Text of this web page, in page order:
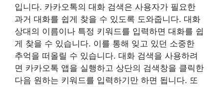
입니다. 카카오톡의 대화 검색은 사용자가 필요한
과거 대화를 쉽게 찾을 수 있도록 도와줍니다. 대화
상대의 이름이나 특정 키워드를 입력하면 대화를 쉽
게 찾을 수 있습니다. 이를 통해 잊고 있던 소중한
추억을 떠올릴 수 있습니다. 대화 검색을 사용하려
면 카카오톡 앱을 실행하고 상단의 검색창을 클릭한
다음 원하는 키워드를 입력하기만 하면 됩니다. 또